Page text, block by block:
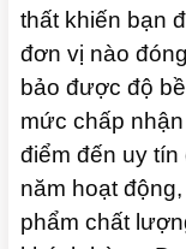
thất khiến bạn
đơn vị nào
bảo được độ
mức chấp
điểm đến uy
năm hoạt
phẩm chất